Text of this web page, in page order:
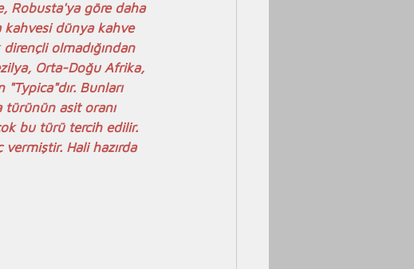
Robusta'ya göre daha
kahvesi dünya kahve
olmadığından
Orta-Doğu Afrika,
Bunları
türünün asit oranı
bu türü tercih edilir.
Hali hazırda